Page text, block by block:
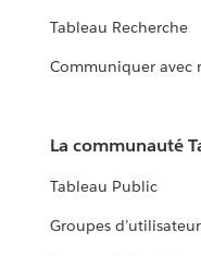
Tableau Recherche
Communiquer avec
La communauté
Tableau Public
Groupes